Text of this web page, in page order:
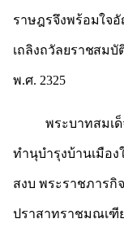
ราษฎรจึงพร้อมใจ
เถลิงถวัลยราชสม
พ.ศ. 2325
พระบาทสมเด็จ
ทำนุบำรุงบ้านเมือง
สงบ พระราชภาร
ปราสาทราชมณเฑี